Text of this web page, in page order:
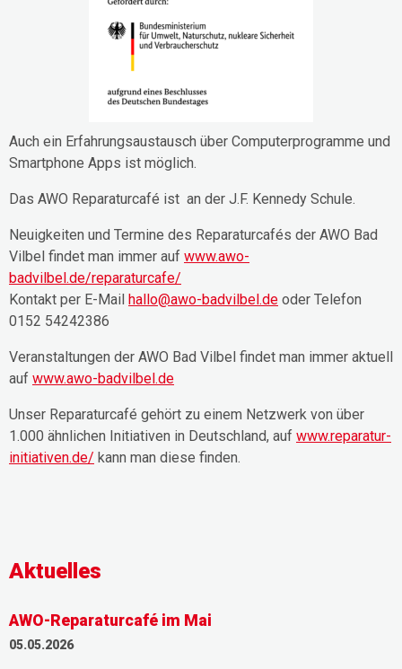
Auch ein Erfahrungsaustausch über Computerprogramme und
Smartphone Apps ist möglich.
Das AWO Reparaturcafé ist an der J.F. Kennedy Schule.
Neuigkeiten und Termine des Reparaturcafés der AWO Bad
Vilbel findet man immer auf www.awo-
badvilbel.de/reparaturcafe/
Kontakt per E-Mail hallo@awo-badvilbel.de oder Telefon
0152 54242386
Veranstaltungen der AWO Bad Vilbel findet man immer aktuell
auf www.awo-badvilbel.de
Unser Reparaturcafé gehört zu einem Netzwerk von über
1.000 ähnlichen Initiativen in Deutschland, auf www.reparatur-
initiativen.de/ kann man diese finden.
Aktuelles
AWO-Reparaturcafé im Mai
05.05.2026